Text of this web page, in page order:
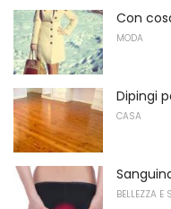
Con
MODA
Dipingi
CASA
BELLEZZA E